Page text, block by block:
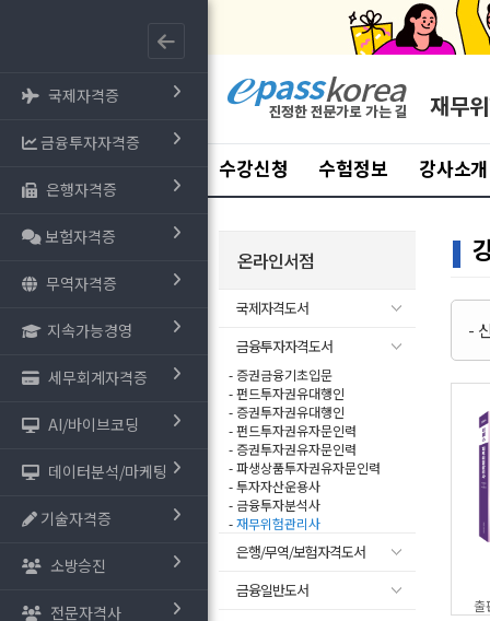
국제자격증
금융투자자격증
은행자격증
보험자격증
무역자격증
지속가능경영
세무회계자격증
AI/바이브코딩
데이터분석/마케팅
기술자격증
소방승진
전문자격사
재무
수강신청 수험정보 강사소개
온라인서점
국제자격도서
금융투자자격도서
- 증권금융기초입문
- 펀드투자권유대행인
- 증권투자권유대행인
- 펀드투자권유자문인력
- 증권투자권유자문인력
- 파생상품투자권유자문인력
- 투자자산운용사
- 금융투자분석사
-재무위험관리사
은행/무역/보험자격도서
금융일반도서
-
출